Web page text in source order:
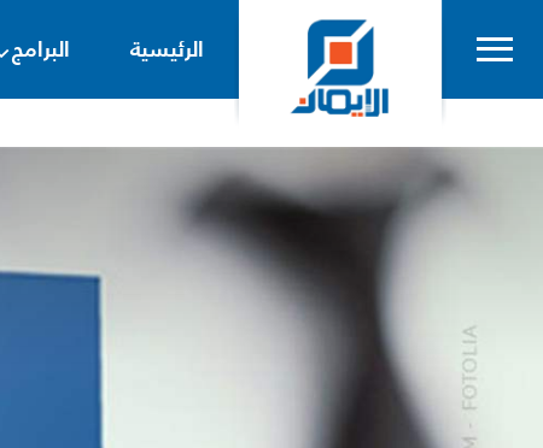
الرئيسية البرامج